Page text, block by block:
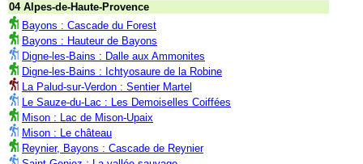
04 Alpes-de-Haute-Provence
Bayons : Cascade du Forest
Bayons : Hauteur de Bayons
Digne-les-Bains : Dalle aux Ammonites
Digne-les-Bains : Ichtyosaure de la Robine
La Palud-sur-Verdon : Sentier Martel
Le Sauze-du-Lac : Les Demoiselles Coiffées
Mison : Lac de Mison-Upaix
Mison : Le château
Reynier, Bayons : Cascade de Reynier